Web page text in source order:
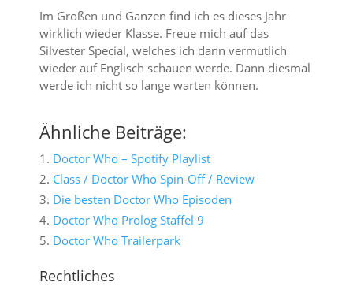
Im Großen und Ganzen find ich es dieses Jahr
wirklich wieder Klasse. Freue mich auf das
Silvester Special, welches ich dann vermutlich
wieder auf Englisch schauen werde. Dann diesmal
werde ich nicht so lange warten können.
Ähnliche Beiträge:
Doctor Who – Spotify Playlist
Class / Doctor Who Spin-Off / Review
Die besten Doctor Who Episoden
Doctor Who Prolog Staffel 9
Doctor Who Trailerpark
Rechtliches